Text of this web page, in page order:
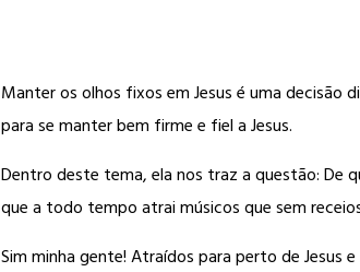
Manter os olhos fixos em Jesus é uma decisão
para se manter bem firme e fiel a Jesus.
Dentro deste tema, ela nos traz a questão: De
que a todo tempo atrai músicos que sem
Sim minha gente! Atraídos para perto de Jesus